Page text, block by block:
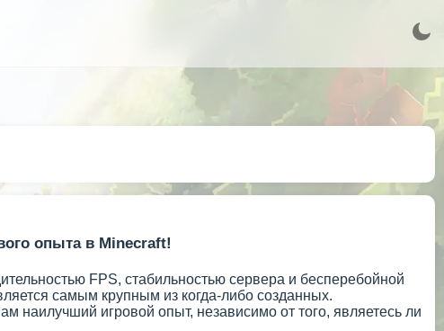
опыта в Minecraft!
FPS, стабильностью сервера и бесперебойной
самым крупным из когда-либо созданных.
наилучший игровой опыт, независимо от того, являетесь ли